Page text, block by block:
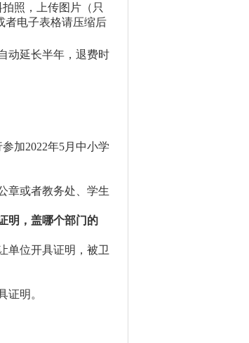
照，上传图片（只
者电子表格请压缩后
动延长半年，退费时
加2022年5月中小学
章或者教务处、学生
明，盖哪个部门的
单位开具证明，被卫
明。